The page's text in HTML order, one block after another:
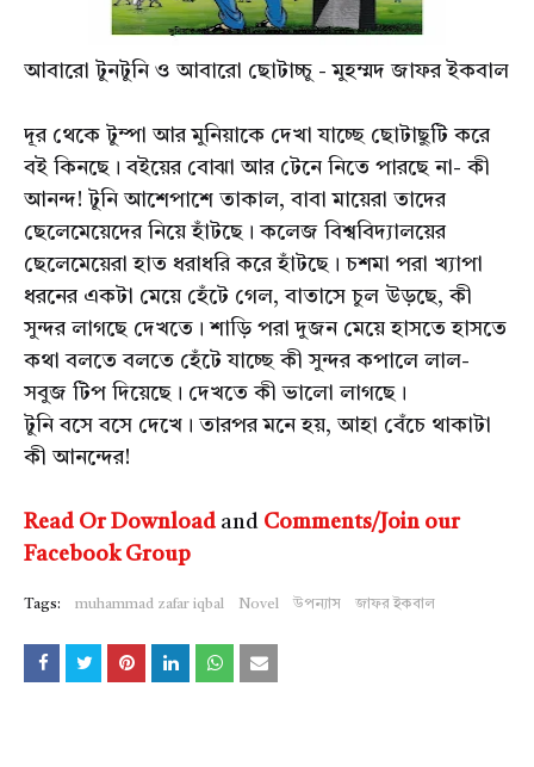
আবারো টুনটুনি ও আবারো ছোটাচ্চু - মুহম্মদ জাফর ইকবাল
দূর থেকে টুম্পা আর মুনিয়াকে দেখা যাচ্ছে ছোটাছুটি করে
বই কিনছে। বইয়ের বোঝা আর টেনে নিতে পারছে না- কী
আনন্দ! টুনি আশেপাশে তাকাল, বাবা মায়েরা তাদের
ছেলেমেয়েদের নিয়ে হাঁটছে। কলেজ বিশ্ববিদ্যালয়ের
ছেলেমেয়েরা হাত ধরাধরি করে হাঁটছে। চশমা পরা খ্যাপা
ধরনের একটা মেয়ে হেঁটে গেল, বাতাসে চুল উড়ছে, কী
সুন্দর লাগছে দেখতে। শাড়ি পরা দুজন মেয়ে হাসতে হাসতে
কথা বলতে বলতে হেঁটে যাচ্ছে কী সুন্দর কপালে লাল-
সবুজ টিপ দিয়েছে। দেখতে কী ভালো লাগছে।
টুনি বসে বসে দেখে। তারপর মনে হয়, আহা বেঁচে থাকাটা
কী আনন্দের!
Read Or Download and Comments/Join our
Facebook Group
Tags: muhammad zafar iqbal Novel উপন্যাস জাফর ইকবাল